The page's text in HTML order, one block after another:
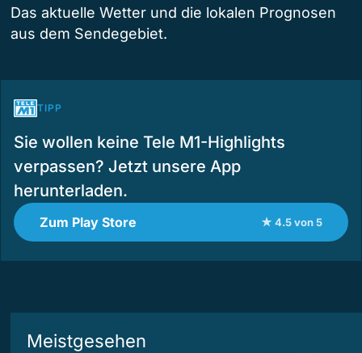
Das aktuelle Wetter und die lokalen Prognosen
aus dem Sendegebiet.
TIPP
Sie wollen keine Tele M1-Highlights
verpassen? Jetzt unsere App
herunterladen.
Zum Play Store ★ 4.5 von 5
Meistgesehen